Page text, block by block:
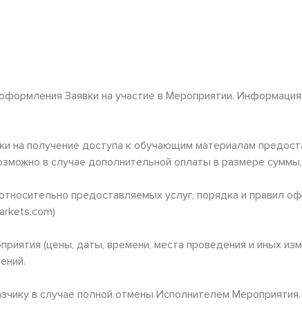
Заявки на участие в Мероприятии.
на получение доступа к обучающим материалам
в случае дополнительной оплаты в размере
предоставляемых услуг, порядка и правил
(цены, даты, времени, места проведения и иных
в случае полной отмены Исполнителем Мероприятия.